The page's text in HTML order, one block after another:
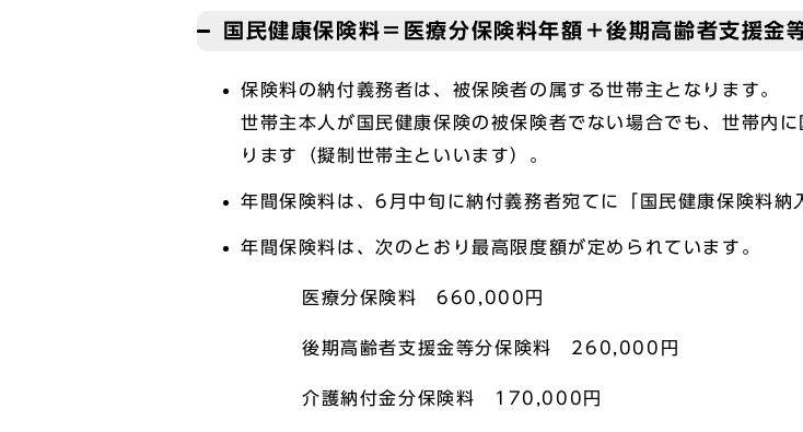
国民健康保険料＝医療分保険料年額＋後期高齢者支援金
保険料の納付義務者は、被保険者の属する世帯主となります。
世帯主本人が国民健康保険の被保険者でない場合でも、世帯内
ります（擬制世帯主といいます）。
年間保険料は、6月中旬に納付義務者宛てに「国民健康保険料納
年間保険料は、次のとおり最高限度額が定められています。
医療分保険料 660,000円
後期高齢者支援金等分保険料 260,000円
介護納付金分保険料 170,000円